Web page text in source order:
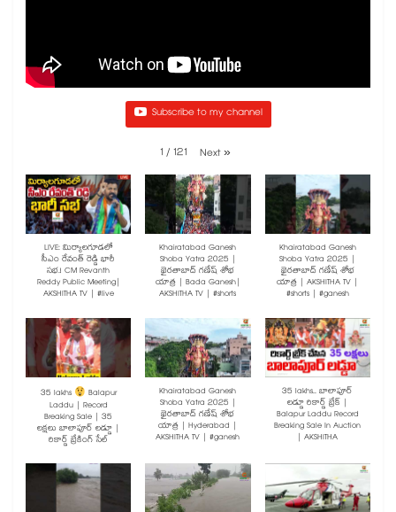
Subscribe to my channel
1 /121 Next»
LIVE: మిర్యాలగూడలో
సీఎం రేవంత్ రెడ్డి భారీ
సభ.! CM Revanth
Reddy Public Meeting|
AKSHITHA TV | #live
Khairatabad Ganesh
Shoba Yatra 2025 |
ఖైరతాబాద్ గణేష్ శోభ
యాత్ర | Bada Ganesh|
AKSHITHA TV | #shorts
Khairatabad Ganesh
Shoba Yatra 2025 |
ఖైరతాబాద్ గణేష్ శోభ
యాత్ర | AKSHITHA TV |
#shorts | #ganesh
35 lakhs Balapur
Laddu | Record
Breaking Sale | 35
లక్షలు బాలాపూర్ లడ్డూ |
రికార్డ్ బ్రేకింగ్ సేల్
Khairatabad Ganesh
Shoba Yatra 2025 |
ఖైరతాబాద్ గణేష్ శోభ
యాత్ర | Hyderabad |
AKSHITHA TV | #ganesh
35 lakhs.. బాలాపూర్
లడ్డూ రికార్డ్ బ్రేక్ |
Balapur Laddu Record
Breaking Sale In Auction
| AKSHITHA